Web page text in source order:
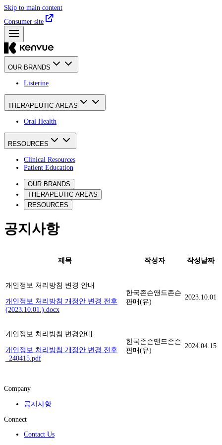
Skip to main content
Consumer site
OUR BRANDS
Listerine
THERAPEUTIC AREAS
Oral Health
RESOURCES
Clinical Resources
Patient Education
OUR BRANDS
THERAPEUTIC AREAS
RESOURCES
공지사항
제목 작성자 작성날짜
개인정보 처리방침 변경 안내
개인정보 처리방침 개정안 변경 전후
(2023.10.01.).docx
한국존슨앤드존슨
판매(유)
2023.10.01
개인정보 처리방침 변경안내
개인정보 처리방침 개정안 변경 전후
_240415.pdf
한국존슨앤드존슨
판매(유)
2024.04.15
Company
공지사항
Connect
Contact Us